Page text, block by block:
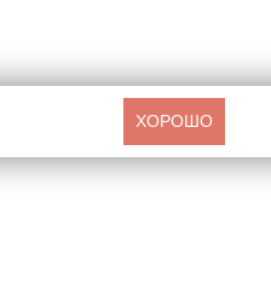
ХОРОШО